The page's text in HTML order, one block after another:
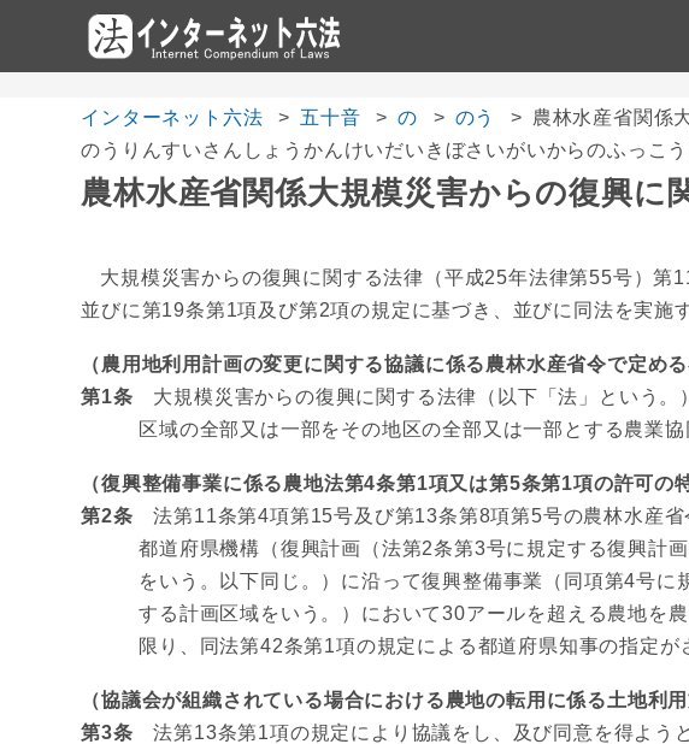
インターネット六法
五十音 の のう
農林水産省関係
のうりんすいさんしょうかんけいだいきぼさいがいからのふっこ
農林水産省関係大規模災害からの復興に
大規模災害からの復興に関する法律（平成25年法律第55号）
並びに第19条第1項及び第2項の規定に基づき、並びに同法を実施
（農用地利用計画の変更に関する協議に係る農林水産省令で定める
第1条 大規模災害からの復興に関する法律（以下「法」という
区域の全部又は一部をその地区の全部又は一部とする農業
（復興整備事業に係る農地法第4条第1項又は第5条第1項の許可の
第2条 法第11条第4項第15号及び第13条第8項第5号の農林水産
都道府県機構（復興計画（法第2条第3号に規定する復興計
をいう。以下同じ。）に沿って復興整備事業（同項第4号
する計画区域をいう。）において30アールを超える農地を
限り、同法第42条第1項の規定による都道府県知事の指定が
（協議会が組織されている場合における農地の転用に係る土地利
第3条 法第13条第1項の規定により協議をし、及び同意を得よう